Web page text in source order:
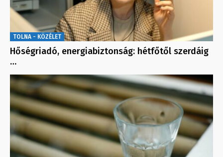
TOLNA - KÖZÉLET
Hőségriadó, energiabiztonság: hétfőtől szerdáig
…